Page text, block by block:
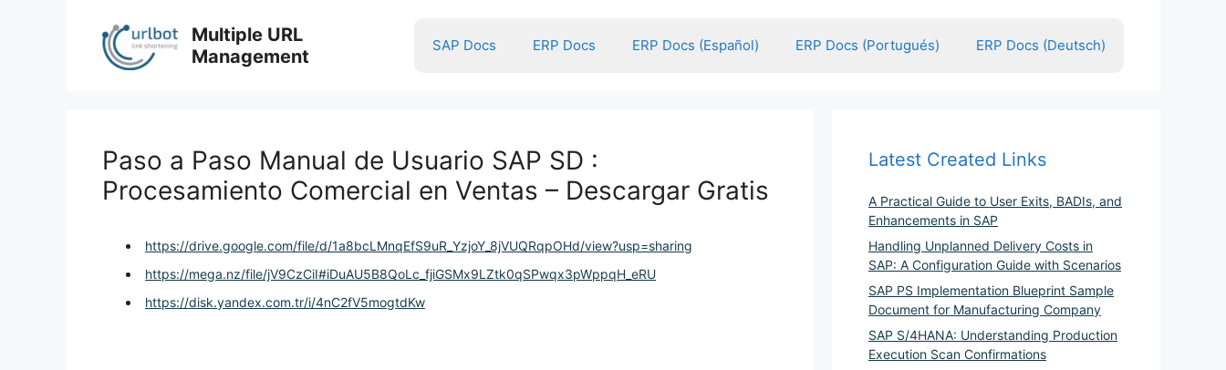
Multiple URL
Management
SAP Docs ERP Docs ERP Docs (Español) ERP Docs (Portugués) ERP Docs (Deutsch)
Paso a Paso Manual de Usuario SAP SD :
Procesamiento Comercial en Ventas – Descargar Gratis
https://drive.google.com/file/d/1a8bcLMnqEfS9uR_YzjoY_8jVUQRqpOHd/view?usp=sharing
https://mega.nz/file/jV9CzCiI#iDuAU5B8QoLc_fjiGSMx9LZtk0qSPwqx3pWppqH_eRU
https://disk.yandex.com.tr/i/4nC2fV5mogtdKw
Latest Created Links
A Practical Guide to User Exits, BADIs, and
Enhancements in SAP
Handling Unplanned Delivery Costs in
SAP: A Configuration Guide with Scenarios
SAP PS Implementation Blueprint Sample
Document for Manufacturing Company
SAP S/4HANA: Understanding Production
Execution Scan Confirmations